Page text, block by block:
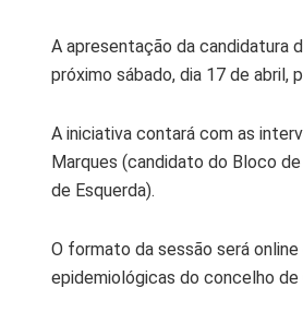
A apresentação da candidatura
próximo sábado, dia 17 de abril,
A iniciativa contará com as
Marques (candidato do Bloco
de Esquerda).
O formato da sessão será
epidemiológicas do concelho de